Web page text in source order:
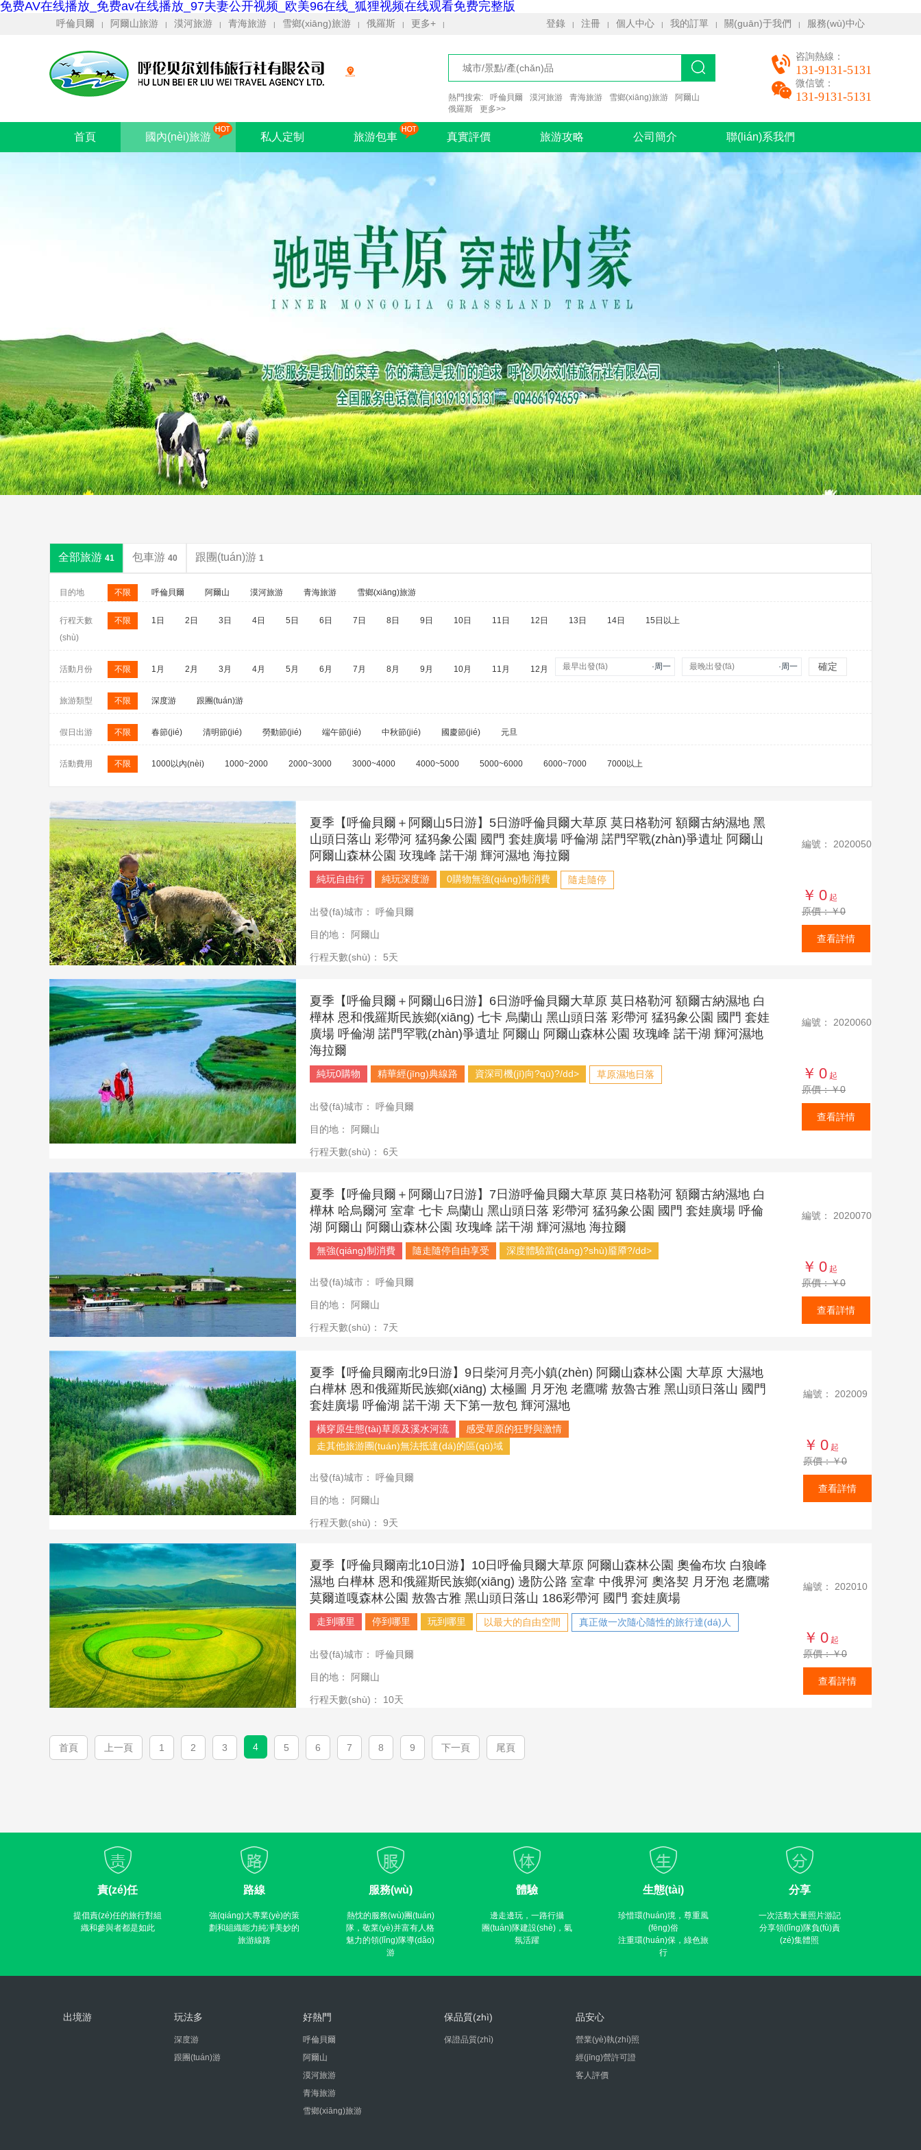
免费AV在线播放_免费av在线播放_97夫妻公开视频_欧美96在线_狐狸视频在线观看免费完整版
呼倫貝爾 | 阿爾山旅游 | 漠河旅游 | 青海旅游 | 雪鄉(xiāng)旅游 | 俄羅斯 | 更多+ | 登錄 | 注冊 | 個人中心 | 我的訂單 | 關(guān)于我們 | 服務(wù)中心
熱門搜索: 呼倫貝爾 漠河旅游 青海旅游 雪鄉(xiāng)旅游
阿爾山
俄羅斯
更多>>
咨詢熱線：
131-9131-5131
微信號：
131-9131-5131
首頁 國內(nèi)旅游 私人定制 旅游包車 真實評價 旅游攻略 公司簡介 聯(lián)系我們
全部旅游 41 包車游 40 跟團(tuán)游 1
目的地 不限 呼倫貝爾 阿爾山 漠河旅游 青海旅游 雪鄉(xiāng)旅游
行程天數
(shù)
不限 1日 2日 3日 4日 5日 6日 7日 8日 9日 10日 11日 12日 13日 14日 15日以上
活動月份 不限 1月 2月 3月 4月 5月 6月 7月 8月 9月 10月 11月 12月 最早出發(fā) ·周一 最晚出發(fā) ·周一 確定
旅游類型 不限 深度游 跟團(tuán)游
假日出游 不限 春節(jié) 清明節(jié) 勞動節(jié) 端午節(jié) 中秋節(jié) 國慶節(jié) 元旦
活動費用 不限 1000以內(nèi) 1000~2000 2000~3000 3000~4000 4000~5000 5000~6000 6000~7000 7000以上
夏季【呼倫貝爾＋阿爾山5日游】5日游呼倫貝爾大草原 莫日格勒河 額爾古納濕地 黑
山頭日落山 彩帶河 猛犸象公園 國門 套娃廣場 呼倫湖 諾門罕戰(zhàn)爭遺址 阿爾山
阿爾山森林公園 玫瑰峰 諾干湖 輝河濕地 海拉爾
純玩自由行 純玩深度游 0購物無強(qiáng)制消費 隨走隨停
出發(fā)城市： 呼倫貝爾
目的地： 阿爾山
行程天數(shù)： 5天
編號： 2020050
￥ 0 起
原價：￥0
查看詳情
夏季【呼倫貝爾＋阿爾山6日游】6日游呼倫貝爾大草原 莫日格勒河 額爾古納濕地 白
樺林 恩和俄羅斯民族鄉(xiāng) 七卡 烏蘭山 黑山頭日落 彩帶河 猛犸象公園 國門 套娃
廣場 呼倫湖 諾門罕戰(zhàn)爭遺址 阿爾山 阿爾山森林公園 玫瑰峰 諾干湖 輝河濕地
海拉爾
純玩0購物 精華經(jīng)典線路 資深司機(jī)向?qū)?/dd> 草原濕地日落
出發(fā)城市： 呼倫貝爾
目的地： 阿爾山
行程天數(shù)： 6天
編號： 2020060
￥ 0 起
原價：￥0
查看詳情
夏季【呼倫貝爾＋阿爾山7日游】7日游呼倫貝爾大草原 莫日格勒河 額爾古納濕地 白
樺林 哈烏爾河 室韋 七卡 烏蘭山 黑山頭日落 彩帶河 猛犸象公園 國門 套娃廣場 呼倫
湖 阿爾山 阿爾山森林公園 玫瑰峰 諾干湖 輝河濕地 海拉爾
無強(qiáng)制消費 隨走隨停自由享受 深度體驗當(dāng)?shù)靥厣?/dd>
出發(fā)城市： 呼倫貝爾
目的地： 阿爾山
行程天數(shù)： 7天
編號： 2020070
￥ 0 起
原價：￥0
查看詳情
夏季【呼倫貝爾南北9日游】9日柴河月亮小鎮(zhèn) 阿爾山森林公園 大草原 大濕地
白樺林 恩和俄羅斯民族鄉(xiāng) 太極圖 月牙泡 老鷹嘴 敖魯古雅 黑山頭日落山 國門
套娃廣場 呼倫湖 諾干湖 天下第一敖包 輝河濕地
橫穿原生態(tài)草原及溪水河流
感受草原的狂野與激情
走其他旅游團(tuán)無法抵達(dá)的區(qū)域
出發(fā)城市： 呼倫貝爾
目的地： 阿爾山
行程天數(shù)： 9天
編號： 202009
￥ 0 起
原價：￥0
查看詳情
夏季【呼倫貝爾南北10日游】10日呼倫貝爾大草原 阿爾山森林公園 奧倫布坎 白狼峰
濕地 白樺林 恩和俄羅斯民族鄉(xiāng) 邊防公路 室韋 中俄界河 奧洛契 月牙泡 老鷹嘴
莫爾道嘎森林公園 敖魯古雅 黑山頭日落山 186彩帶河 國門 套娃廣場
走到哪里 停到哪里 玩到哪里 以最大的自由空間 真正做一次隨心隨性的旅行達(dá)人
出發(fā)城市： 呼倫貝爾
目的地： 阿爾山
行程天數(shù)： 10天
編號： 202010
￥ 0 起
原價：￥0
查看詳情
首頁 上一頁 1 2 3 4 5 6 7 8 9 下一頁 尾頁
責(zé)任
提倡責(zé)任的旅行對組
織和參與者都是如此
路線
強(qiáng)大專業(yè)的策
劃和組織能力純凈美妙的
旅游線路
服務(wù)
熱忱的服務(wù)團(tuán)
隊，敬業(yè)并富有人格
魅力的領(lǐng)隊導(dǎo)
游
體驗
邊走邊玩，一路行攝
團(tuán)隊建設(shè)，氣
氛活躍
生態(tài)
珍惜環(huán)境，尊重風
(fēng)俗
注重環(huán)保，綠色旅
行
分享
一次活動大量照片游記
分享領(lǐng)隊負(fù)責
(zé)集體照
出境游 玩法多
深度游
跟團(tuán)游
好熱門
呼倫貝爾
阿爾山
漠河旅游
青海旅游
雪鄉(xiāng)旅游
保品質(zhì)
保證品質(zhì)
品安心
營業(yè)執(zhí)照
經(jīng)營許可證
客人評價